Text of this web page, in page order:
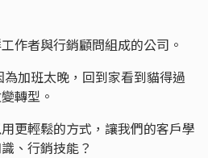
作者與行銷顧問組成的公司。
加班太晚，回到家看到貓得過
轉型。
更輕鬆的方式，讓我們的客戶學
、行銷技能？